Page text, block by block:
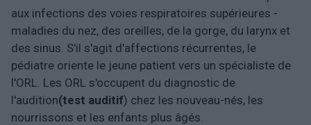
aux infections des voies respiratoires supérieures -
maladies du nez, des oreilles, de la gorge, du larynx et
des sinus. S'il s'agit d'affections récurrentes, le
pédiatre oriente le jeune patient vers un spécialiste de
l'ORL. Les ORL s'occupent du diagnostic de
l'audition(test auditif) chez les nouveau-nés, les
nourrissons et les enfants plus âgés.